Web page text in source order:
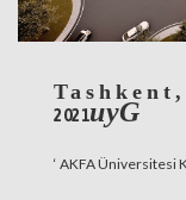
2021uyG
‘ AKFA Üniversitesi